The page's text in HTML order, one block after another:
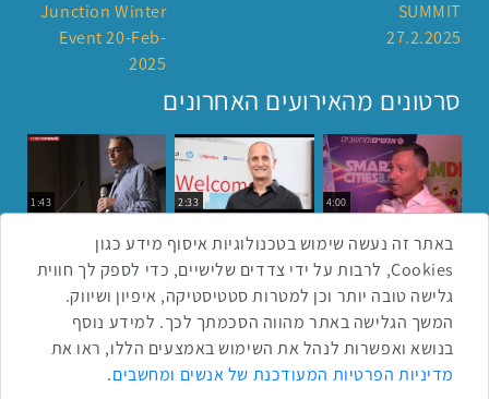
סרטונים מהאירועים האחרונים
4:00
2:33
1:43
3:52
כנס RPA
1:14
כנס בינת יערות הכרמל
כנס F5
שתפו ברשת
באתר זה נעשה שימוש בטכנולוגיות איסוף מידע כגון
Cookies, לרבות על ידי צדדים שלישיים, כדי לספק לך חווית
גלישה טובה יותר וכן למטרות סטטיסטיקה, איפיון ושיווק.
המשך הגלישה באתר מהווה הסכמתך לכך. למידע נוסף
בנושא ואפשרות לנהל את השימוש באמצעים הללו, ראו את
מדיניות הפרטיות המעודכנת של אנשים ומחשבים.